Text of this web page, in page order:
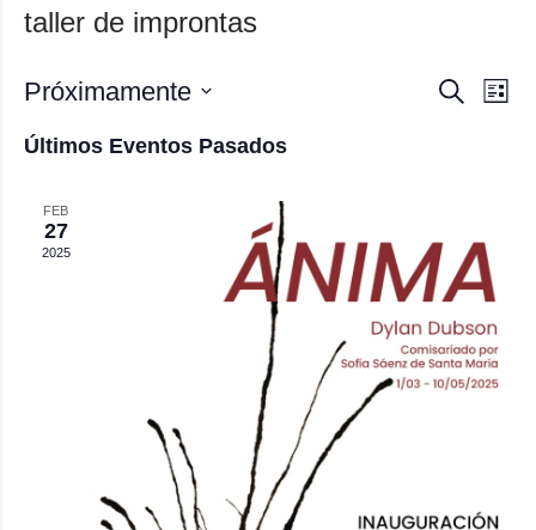
taller de improntas
y
de
Buscar
Lista
Próximamente
fecha.
Últimos Eventos Pasados
FEB
27
2025